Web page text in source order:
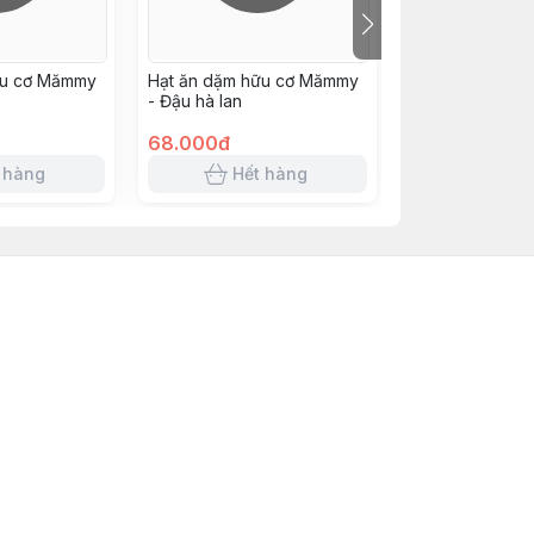
cơ Mămmy
hàng
Hạt ăn dặm hữu cơ Mămmy
- Đậu hà lan
68.000đ
Hết hàng